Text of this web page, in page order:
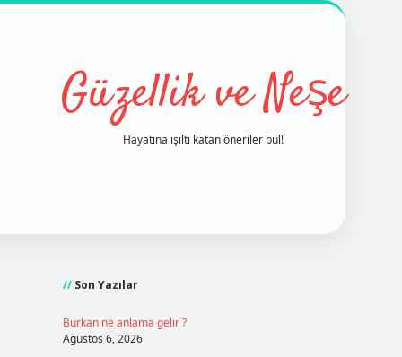
Güzellik ve Neşe
Hayatına ışıltı katan öneriler bul!
Son Yazılar
Burkan ne anlama gelir ?
Ağustos 6, 2026